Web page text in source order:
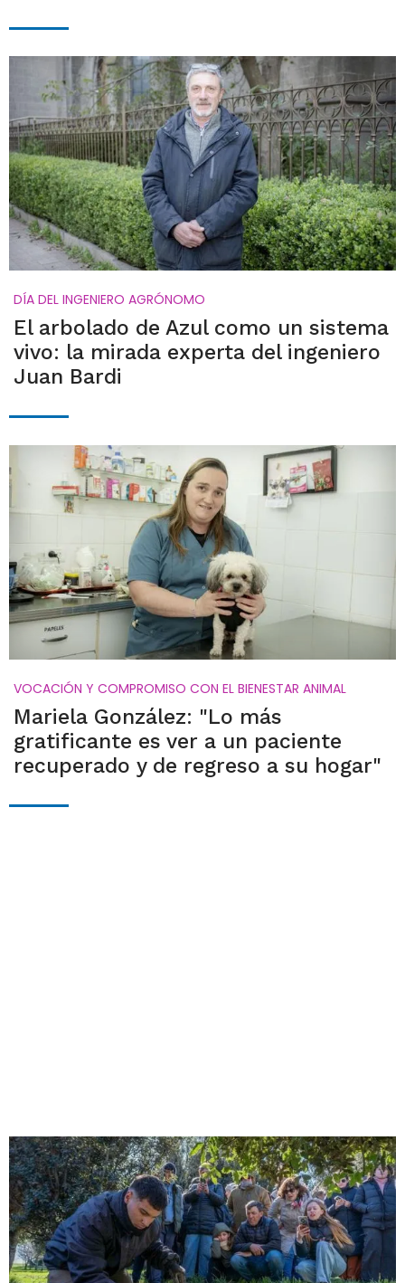
DÍA DEL INGENIERO AGRÓNOMO
El arbolado de Azul como un sistema
vivo: la mirada experta del ingeniero
Juan Bardi
VOCACIÓN Y COMPROMISO CON EL BIENESTAR ANIMAL
Mariela González: "Lo más
gratificante es ver a un paciente
recuperado y de regreso a su hogar"